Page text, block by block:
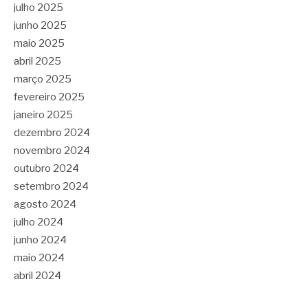
julho 2025
junho 2025
maio 2025
abril 2025
março 2025
fevereiro 2025
janeiro 2025
dezembro 2024
novembro 2024
outubro 2024
setembro 2024
agosto 2024
julho 2024
junho 2024
maio 2024
abril 2024